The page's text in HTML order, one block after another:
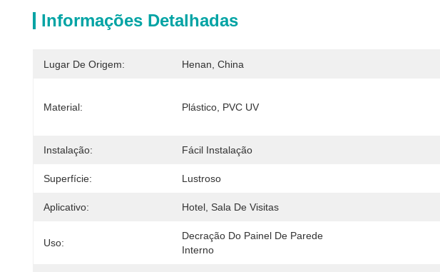
Informações Detalhadas
Lugar De Origem: Henan, China
Material: Plástico, PVC UV
Instalação: Fácil Instalação
Superfície: Lustroso
Aplicativo: Hotel, Sala De Visitas
Uso:
Decração Do Painel De Parede
Interno